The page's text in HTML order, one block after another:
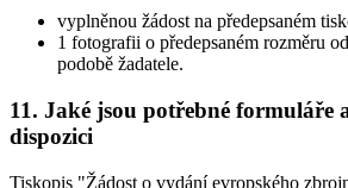
vyplněnou žádost na předepsaném
1 fotografii o předepsaném rozměru
podobě žadatele.
11. Jaké jsou potřebné formuláře
dispozici
Tiskopis "Žádost o vydání evropského